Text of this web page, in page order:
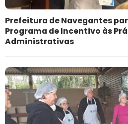
Prefeitura de Navegantes
Programa de Incentivo às
Administrativas